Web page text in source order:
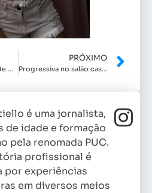
Bellamesa- locação de materiais finos para festas
PRÓXIMO
Progressiva no salão casa s
é uma jornalista,
de idade e formação
pela renomada PUC.
profissional é
por experiências
em diversos meios